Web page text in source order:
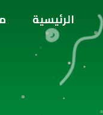
الرئيسية